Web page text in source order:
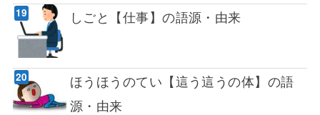
しごと【仕事】の語源・由来
ほうほうのてい【這う這うの体】の語
源・由来